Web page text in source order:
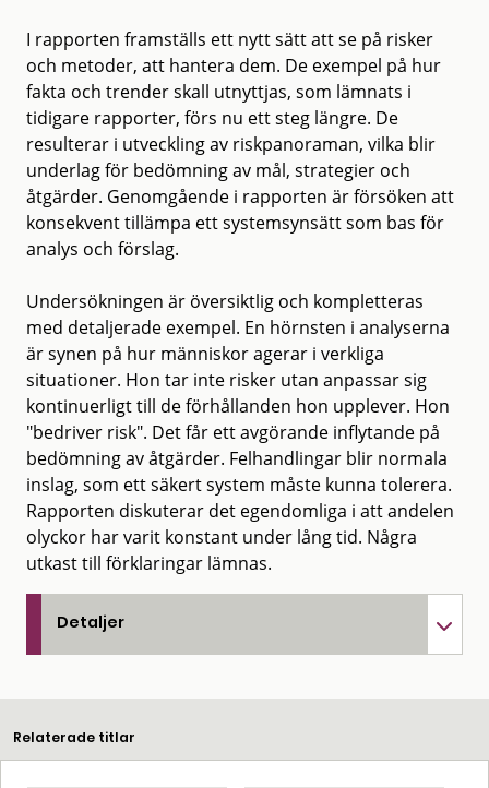
I rapporten framställs ett nytt sätt att se på risker
och metoder, att hantera dem. De exempel på hur
fakta och trender skall utnyttjas, som lämnats i
tidigare rapporter, förs nu ett steg längre. De
resulterar i utveckling av riskpanoraman, vilka blir
underlag för bedömning av mål, strategier och
åtgärder. Genomgående i rapporten är försöken att
konsekvent tillämpa ett systemsynsätt som bas för
analys och förslag.
Undersökningen är översiktlig och kompletteras
med detaljerade exempel. En hörnsten i analyserna
är synen på hur människor agerar i verkliga
situationer. Hon tar inte risker utan anpassar sig
kontinuerligt till de förhållanden hon upplever. Hon
"bedriver risk". Det får ett avgörande inflytande på
bedömning av åtgärder. Felhandlingar blir normala
inslag, som ett säkert system måste kunna tolerera.
Rapporten diskuterar det egendomliga i att andelen
olyckor har varit konstant under lång tid. Några
utkast till förklaringar lämnas.
Detaljer
Relaterade titlar